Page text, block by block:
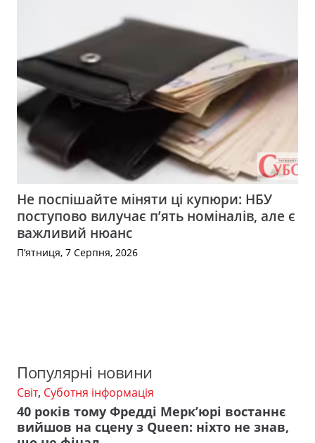
Не поспішайте міняти ці купюри: НБУ
поступово вилучає п’ять номіналів, але є
важливий нюанс
П’ятниця, 7 Серпня, 2026
Популярні новини
Світ, Суботня інформація
40 років тому Фредді Мерк’юрі востаннє
вийшов на сцену з Queen: ніхто не знав,